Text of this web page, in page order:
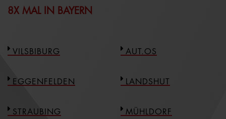
8X MAL IN BAYERN
VILSBIBURG AUT.OS
EGGENFELDEN LANDSHUT
STRAUBING MÜHLDORF